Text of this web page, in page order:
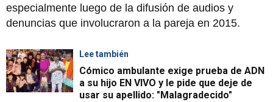
especialmente luego de la difusión de audios y
denuncias que involucraron a la pareja en 2015.
Lee también
Cómico ambulante exige prueba de ADN
a su hijo EN VIVO y le pide que deje de
usar su apellido: "Malagradecido"